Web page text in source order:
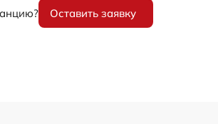
Оставить заявку